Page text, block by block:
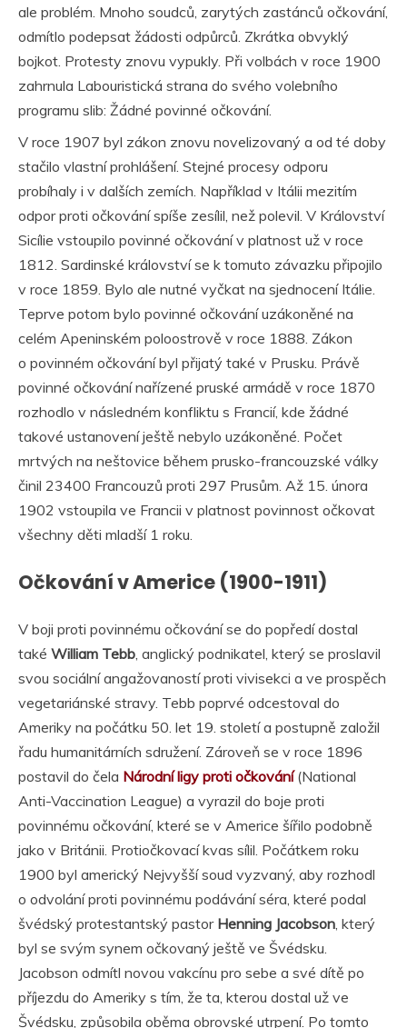
ale problém. Mnoho soudců, zarytých zastánců očkování,
odmítlo podepsat žádosti odpůrců. Zkrátka obvyklý
bojkot. Protesty znovu vypukly. Při volbách v roce 1900
zahrnula Labouristická strana do svého volebního
programu slib: Žádné povinné očkování.
V roce 1907 byl zákon znovu novelizovaný a od té doby
stačilo vlastní prohlášení. Stejné procesy odporu
probíhaly i v dalších zemích. Například v Itálii mezitím
odpor proti očkování spíše zesílil, než polevil. V Království
Sicílie vstoupilo povinné očkování v platnost už v roce
1812. Sardinské království se k tomuto závazku připojilo
v roce 1859. Bylo ale nutné vyčkat na sjednocení Itálie.
Teprve potom bylo povinné očkování uzákoněné na
celém Apeninském poloostrově v roce 1888. Zákon
o povinném očkování byl přijatý také v Prusku. Právě
povinné očkování nařízené pruské armádě v roce 1870
rozhodlo v následném konfliktu s Francií, kde žádné
takové ustanovení ještě nebylo uzákoněné. Počet
mrtvých na neštovice během prusko-francouzské války
činil 23400 Francouzů proti 297 Prusům. Až 15. února
1902 vstoupila ve Francii v platnost povinnost očkovat
všechny děti mladší 1 roku.
Očkování v Americe (1900-1911)
V boji proti povinnému očkování se do popředí dostal
také William Tebb, anglický podnikatel, který se proslavil
svou sociální angažovaností proti vivisekci a ve prospěch
vegetariánské stravy. Tebb poprvé odcestoval do
Ameriky na počátku 50. let 19. století a postupně založil
řadu humanitárních sdružení. Zároveň se v roce 1896
postavil do čela Národní ligy proti očkování(National
Anti-Vaccination League) a vyrazil do boje proti
povinnému očkování, které se v Americe šířilo podobně
jako v Británii. Protiočkovací kvas sílil. Počátkem roku
1900 byl americký Nejvyšší soud vyzvaný, aby rozhodl
o odvolání proti povinnému podávání séra, které podal
švédský protestantský pastor Henning Jacobson, který
byl se svým synem očkovaný ještě ve Švédsku.
Jacobson odmítl novou vakcínu pro sebe a své dítě po
příjezdu do Ameriky s tím, že ta, kterou dostal už ve
Švédsku, způsobila oběma obrovské utrpení. Po tomto